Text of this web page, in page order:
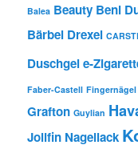
Balea Beauty Beni
Bärbel Drexel
Duschgele-
Faber-Castell Fingernägel
Grafton Guylian
Jolifin Nagellack